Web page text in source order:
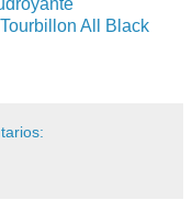
All Black